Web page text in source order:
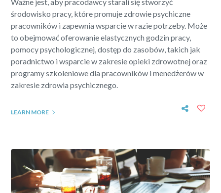
środowisko pracy, które promuje zdrowie psychiczne
pracowników i zapewnia wsparcie w razie potrzeby. Może
to obejmować oferowanie elastycznych godzin pracy,
pomocy psychologicznej, dostęp do zasobów, takich jak
poradnictwo i wsparcie w zakresie opieki zdrowotnej oraz
programy szkoleniowe dla pracowników i menedżerów w
zakresie zdrowia psychicznego.
LEARN MORE